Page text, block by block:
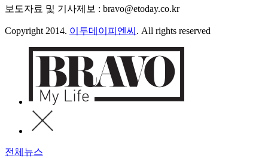
보도자료 및 기사제보 : bravo@etoday.co.kr
Copyright 2014. 이투데이피엔씨 . All rights reserved
전체뉴스